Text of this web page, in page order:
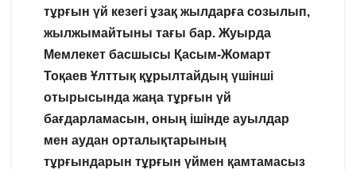
тұрғын үй кезегі ұзақ жылдарға созылып,
жылжымайтыны тағы бар. Жуырда
Мемлекет басшысы Қасым-Жомарт
Тоқаев Ұлттық құрылтайдың үшінші
отырысында жаңа тұрғын үй
бағдарламасын, оның ішінде ауылдар
мен аудан орталықтарының
тұрғындарын тұрғын үймен қамтамасыз